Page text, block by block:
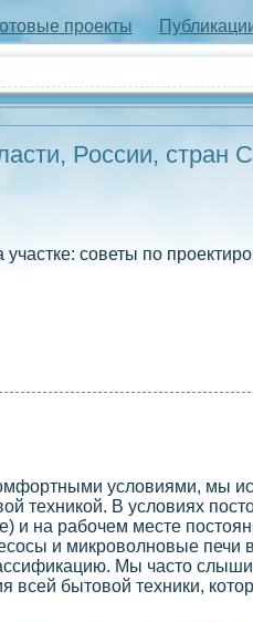
проекты
России, стран
советы по
условиями, мы
техникой. В условиях
и на рабочем месте
и микроволновые печи
Мы часто
всей бытовой техники,